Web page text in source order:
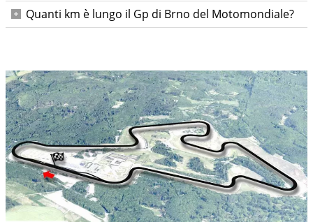
27 Quanti km è lungo il Gp di Brno del Motomondiale?